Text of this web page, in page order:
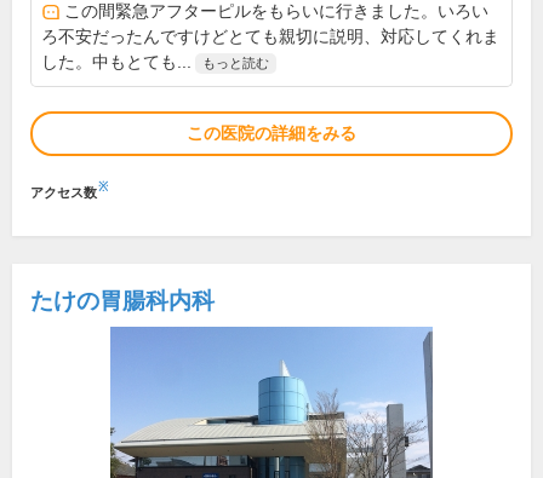
この間緊急アフターピルをもらいに行きました。いろい
ろ不安だったんですけどとても親切に説明、対応してくれま
した。中もとても...
もっと読む
この医院の詳細をみる
アクセス数※
たけの胃腸科内科